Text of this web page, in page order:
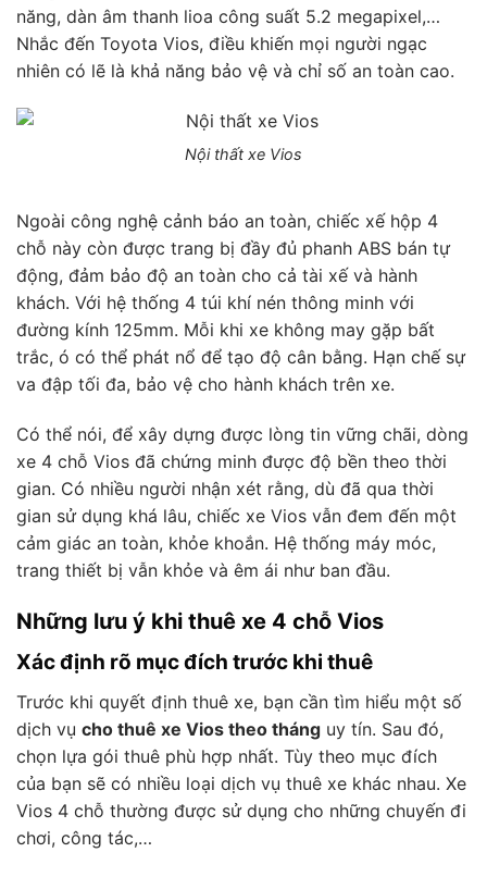
năng, dàn âm thanh lioa công suất 5.2 megapixel,…
Nhắc đến Toyota Vios, điều khiến mọi người ngạc
nhiên có lẽ là khả năng bảo vệ và chỉ số an toàn cao.
Nội thất xe Vios
Ngoài công nghệ cảnh báo an toàn, chiếc xế hộp 4
chỗ này còn được trang bị đầy đủ phanh ABS bán tự
động, đảm bảo độ an toàn cho cả tài xế và hành
khách. Với hệ thống 4 túi khí nén thông minh với
đường kính 125mm. Mỗi khi xe không may gặp bất
trắc, ó có thể phát nổ để tạo độ cân bằng. Hạn chế sự
va đập tối đa, bảo vệ cho hành khách trên xe.
Có thể nói, để xây dựng được lòng tin vững chãi, dòng
xe 4 chỗ Vios đã chứng minh được độ bền theo thời
gian. Có nhiều người nhận xét rằng, dù đã qua thời
gian sử dụng khá lâu, chiếc xe Vios vẫn đem đến một
cảm giác an toàn, khỏe khoắn. Hệ thống máy móc,
trang thiết bị vẫn khỏe và êm ái như ban đầu.
Những lưu ý khi thuê xe 4 chỗ Vios
Xác định rõ mục đích trước khi thuê
Trước khi quyết định thuê xe, bạn cần tìm hiểu một số
dịch vụ cho thuê xe Vios theo tháng uy tín. Sau đó,
chọn lựa gói thuê phù hợp nhất. Tùy theo mục đích
của bạn sẽ có nhiều loại dịch vụ thuê xe khác nhau. Xe
Vios 4 chỗ thường được sử dụng cho những chuyến đi
chơi, công tác,…